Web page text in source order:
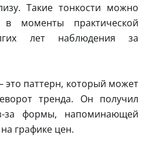
Такие тонкости можно
в моменты практической
лет наблюдения за
это паттерн, который может
тренда. Он получил
за формы, напоминающей
графике цен.